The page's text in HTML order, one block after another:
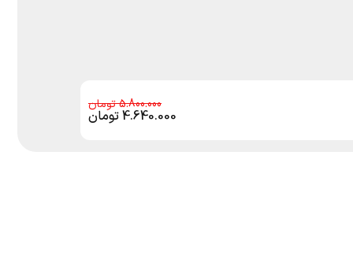
5.800.000
4.640.000تومان